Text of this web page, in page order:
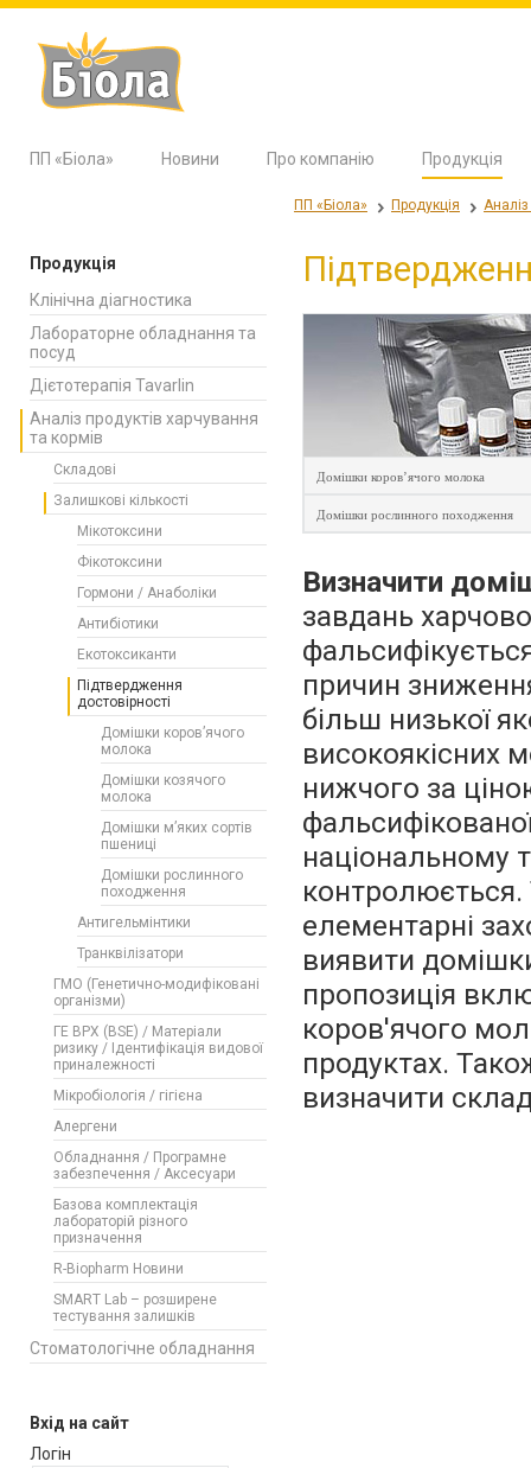
ПП «Біола» Новини Про компанію Продукція
ПП «Біола» Продукція
Продукція
Клінічна діагностика
Лабораторне обладнання та
посуд
Дієтотерапія Tavarlin
Аналіз продуктів харчування
та кормів
Складові
Залишкові кількості
Мікотоксини
Фікотоксини
Гормони / Анаболіки
Антибіотики
Екотоксиканти
Підтвердження
достовірності
Домішки коров’ячого
молока
Домішки козячого
молока
Домішки м’яких сортів
пшениці
Домішки рослинного
походження
Антигельмінтики
Транквілізатори
ГМО (Генетично-модифіковані
організми)
ГЕ ВРХ (BSE) / Матеріали
ризику / Ідентифікація видової
приналежності
Мікробіологія / гігієна
Алергени
Обладнання / Програмне
забезпечення / Аксесуари
Базова комплектація
лабораторій різного
призначення
R-Biopharm Новини
SMART Lab – розширене
тестування залишків
Стоматологічне обладнання
Вхід на сайт
Логін
Домішки коров’ячого молока
Домішки рослинного походження
Визначити
завдань
причин
більш низької
високоякісних
нижчого за
національному
контролюється.
елементарні
виявити
пропозиція
коров'ячого
продуктах.
визначити